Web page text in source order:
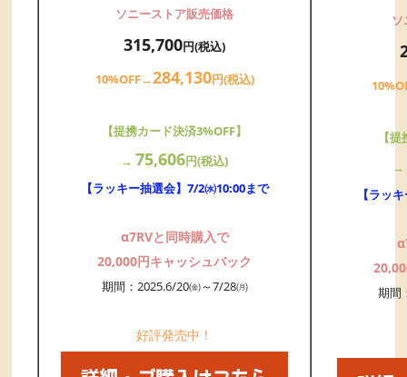
ソニーストア販売価格
315,700円(税込)
10%OFF→284,130円(税込)
【提携カード決済3%OFF】
→75,606円(税込)
【ラッキー抽選会】7/2㈬10:00まで
α7RVと同時購入で
20,000円キャッシュバック
期間：2025.6/20㈮～7/28㈪
好評発売中！
ソ
【
→
【ラッ
期間